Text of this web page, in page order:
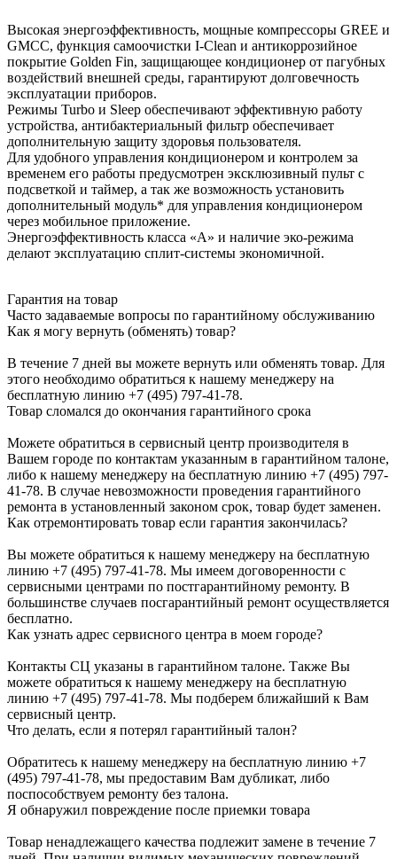
Высокая энергоэффективность, мощные компрессоры GREE и
GMCC, функция самоочистки I-Clean и антикоррозийное
покрытие Golden Fin, защищающее кондиционер от пагубных
воздействий внешней среды, гарантируют долговечность
эксплуатации приборов.
Режимы Turbo и Sleeр обеспечивают эффективную работу
устройства, антибактериальный фильтр обеспечивает
дополнительную защиту здоровья пользователя.
Для удобного управления кондиционером и контролем за
временем его работы предусмотрен эксклюзивный пульт с
подсветкой и таймер, а так же возможность установить
дополнительный модуль* для управления кондиционером
через мобильное приложение.
Энергоэффективность класса «А» и наличие эко-режима
делают эксплуатацию сплит-системы экономичной.
Гарантия на товар
Часто задаваемые вопросы по гарантийному обслуживанию
Как я могу вернуть (обменять) товар?
В течение 7 дней вы можете вернуть или обменять товар. Для
этого необходимо обратиться к нашему менеджеру на
бесплатную линию +7 (495) 797-41-78.
Товар сломался до окончания гарантийного срока
Можете обратиться в сервисный центр производителя в
Вашем городе по контактам указанным в гарантийном талоне,
либо к нашему менеджеру на бесплатную линию +7 (495) 797-
41-78. В случае невозможности проведения гарантийного
ремонта в установленный законом срок, товар будет заменен.
Как отремонтировать товар если гарантия закончилась?
Вы можете обратиться к нашему менеджеру на бесплатную
линию +7 (495) 797-41-78. Мы имеем договоренности с
сервисными центрами по постгарантийному ремонту. В
большинстве случаев посгарантийный ремонт осуществляется
бесплатно.
Как узнать адрес сервисного центра в моем городе?
Контакты СЦ указаны в гарантийном талоне. Также Вы
можете обратиться к нашему менеджеру на бесплатную
линию +7 (495) 797-41-78. Мы подберем ближайший к Вам
сервисный центр.
Что делать, если я потерял гарантийный талон?
Обратитесь к нашему менеджеру на бесплатную линию +7
(495) 797-41-78, мы предоставим Вам дубликат, либо
поспособствуем ремонту без талона.
Я обнаружил повреждение после приемки товара
Товар ненадлежащего качества подлежит замене в течение 7